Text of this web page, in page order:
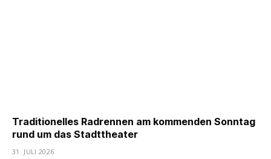
Traditionelles Radrennen am kommenden Sonntag
rund um das Stadttheater
31. JULI 2026